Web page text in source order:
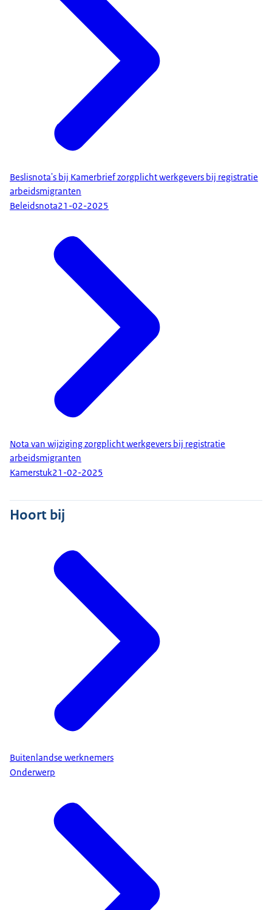
Beslisnota's bij Kamerbrief zorgplicht werkgevers bij registratie
arbeidsmigranten
Beleidsnota21-02-2025
Nota van wijziging zorgplicht werkgevers bij registratie
arbeidsmigranten
Kamerstuk21-02-2025
Hoort bij
Buitenlandse werknemers
Onderwerp